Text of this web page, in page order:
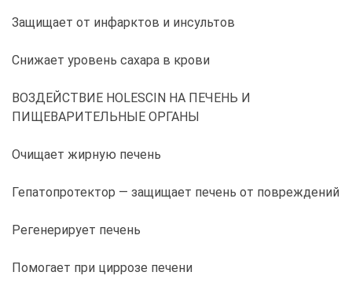
Защищает от инфарктов и инсультов
Снижает уровень сахара в крови
ВОЗДЕЙСТВИЕ HOLESCIN НА ПЕЧЕНЬ И
ПИЩЕВАРИТЕЛЬНЫЕ ОРГАНЫ
Очищает жирную печень
Гепатопротектор — защищает печень от повреждений
Регенерирует печень
Помогает при циррозе печени